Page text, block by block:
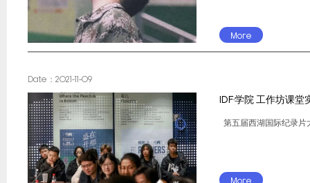
More
Date：2021-11-09
IDF·学院 工作坊课
第五届西湖国际纪录
More